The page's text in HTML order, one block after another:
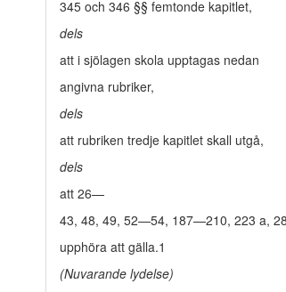
345 och 346 §§ femtonde kapitlet,
dels
att i sjölagen skola upptagas nedan
angivna rubriker,
dels
att rubriken tredje kapitlet skall utgå,
dels
att 26—
43, 48, 49, 52—54, 187—210, 223 a,
upphöra att gälla.1
(Nuvarande lydelse)